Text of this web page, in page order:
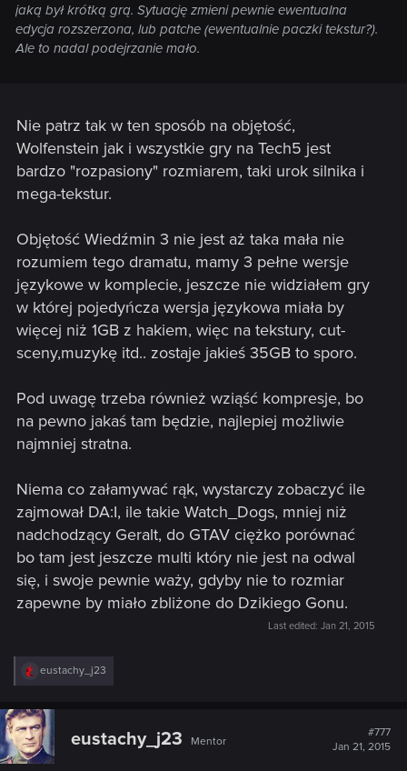
jaką był krótką grą. Sytuację zmieni pewnie ewentualna
edycja rozszerzona, lub patche (ewentualnie paczki tekstur?).
Ale to nadal podejrzanie mało.
Nie patrz tak w ten sposób na objętość,
Wolfenstein jak i wszystkie gry na Tech5 jest
bardzo "rozpasiony" rozmiarem, taki urok silnika i
mega-tekstur.
Objętość Wiedźmin 3 nie jest aż taka mała nie
rozumiem tego dramatu, mamy 3 pełne wersje
językowe w komplecie, jeszcze nie widziałem gry
w której pojedyńcza wersja językowa miała by
więcej niż 1GB z hakiem, więc na tekstury, cut-
sceny,muzykę itd.. zostaje jakieś 35GB to sporo.
Pod uwagę trzeba również wziąść kompresje, bo
na pewno jakaś tam będzie, najlepiej możliwie
najmniej stratna.
Niema co załamywać rąk, wystarczy zobaczyć ile
zajmował DA:I, ile takie Watch_Dogs, mniej niż
nadchodzący Geralt, do GTAV ciężko porównać
bo tam jest jeszcze multi który nie jest na odwal
się, i swoje pewnie waży, gdyby nie to rozmiar
zapewne by miało zbliżone do Dzikiego Gonu.
Last edited: Jan 21, 2015
R
e
c
t
i
o
eustachy_j23
eustachy_j23 Mentor
#777
Jan 21, 2015